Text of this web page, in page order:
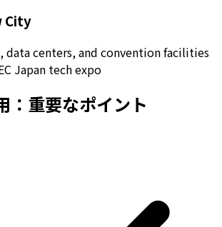
City
data centers, and convention facilities
Japan tech expo
：重要なポイント